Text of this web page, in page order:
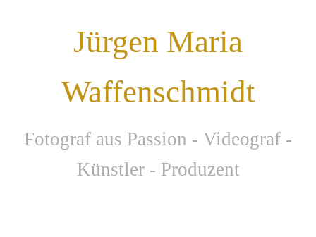
Jürgen Maria
Waffenschmidt
Fotograf aus Passion - Videograf -
Künstler - Produzent